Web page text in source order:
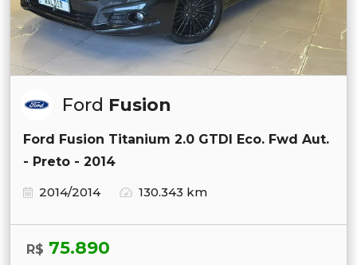
Ford Fusion
Ford Fusion Titanium 2.0 GTDI Eco. Fwd Aut.
- Preto - 2014
2014/2014
130.343 km
R$ 75.890